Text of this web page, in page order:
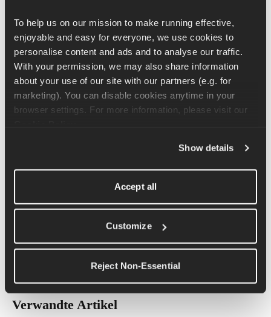
To help us on our mission to make running effective,
enjoyable and easy for everyone, we use cookies to
personalise content and ads and to analyse our traffic.
With your permission, we may also share information
about your use of our site with our partners (e.g. for
marketing). You can disable cookies anytime in your
Show details
Accept all
Customize
Reject Non-Essential
Knie beim Laufen nach innen knicken, was das Risiko für das
IT-Band-Syndrom erhöhen kann – eine häufige Laufverletzung.
Um dich vorzubereiten, befestige ein Gummiband an einem
stabilen Gegenstand und wickle das andere Ende um deinen
linken Knöchel. Dein rechter Fuß sollte vor dem gefesselten
Fuß sein und fest auf dem Boden stehen. Du kannst dich an
Punkt kurz inne, bevor du das Bein kontrolliert wieder
zurückbringst.
zurückziehen und deine Körpermitte anspannen, damit der Rest
deines Körpers ruhig bleibt.
Wenn dir das schwerfällt, kannst du die gleiche Bewegung auch
Verwandte Artikel